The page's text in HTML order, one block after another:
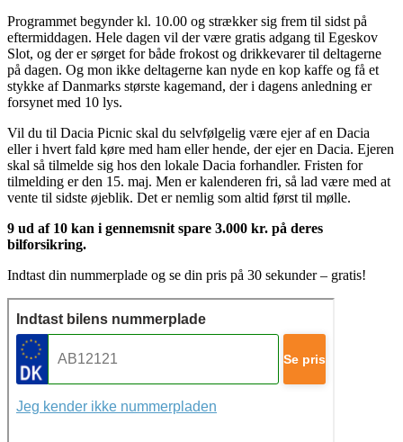
Programmet begynder kl. 10.00 og strækker sig frem til sidst på
eftermiddagen. Hele dagen vil der være gratis adgang til Egeskov
Slot, og der er sørget for både frokost og drikkevarer til deltagerne
på dagen. Og mon ikke deltagerne kan nyde en kop kaffe og få et
stykke af Danmarks største kagemand, der i dagens anledning er
forsynet med 10 lys.
Vil du til Dacia Picnic skal du selvfølgelig være ejer af en Dacia
eller i hvert fald køre med ham eller hende, der ejer en Dacia. Ejeren
skal så tilmelde sig hos den lokale Dacia forhandler. Fristen for
tilmelding er den 15. maj. Men er kalenderen fri, så lad være med at
vente til sidste øjeblik. Det er nemlig som altid først til mølle.
9 ud af 10 kan i gennemsnit spare 3.000 kr. på deres
bilforsikring.
Indtast din nummerplade og se din pris på 30 sekunder – gratis!